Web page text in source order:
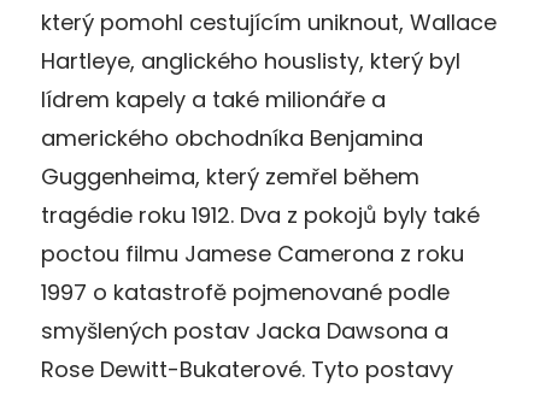
který pomohl cestujícím uniknout, Wallace
Hartleye, anglického houslisty, který byl
lídrem kapely a také milionáře a
amerického obchodníka Benjamina
Guggenheima, který zemřel během
tragédie roku 1912. Dva z pokojů byly také
poctou filmu Jamese Camerona z roku
1997 o katastrofě pojmenované podle
smyšlených postav Jacka Dawsona a
Rose Dewitt-Bukaterové. Tyto postavy